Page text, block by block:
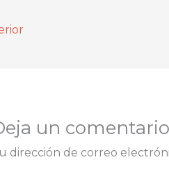
un comentario
dirección de correo